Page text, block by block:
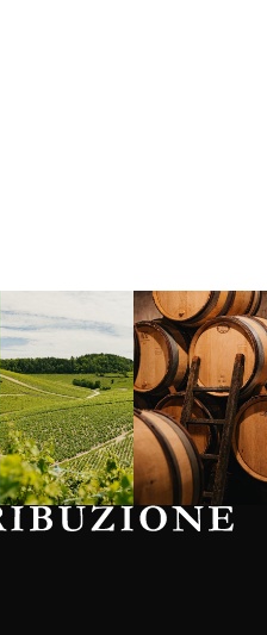
Borgogna,
Francia
Instagram